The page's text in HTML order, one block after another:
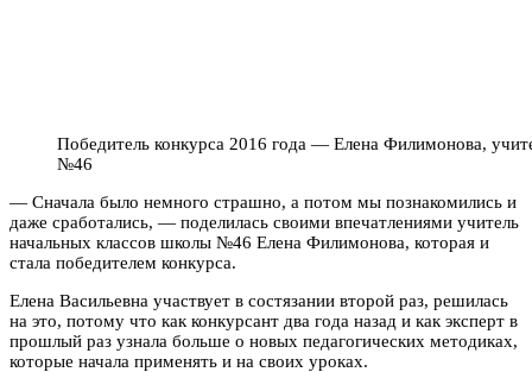
Победитель конкурса 2016 года — Елена Филимонова,
№46
— Сначала было немного страшно, а потом мы познакомились и
даже сработались, — поделилась своими впечатлениями учитель
начальных классов школы №46 Елена Филимонова, которая и
стала победителем конкурса.
Елена Васильевна участвует в состязании второй раз, решилась
на это, потому что как конкурсант два года назад и как эксперт в
прошлый раз узнала больше о новых педагогических методиках,
которые начала применять и на своих уроках.